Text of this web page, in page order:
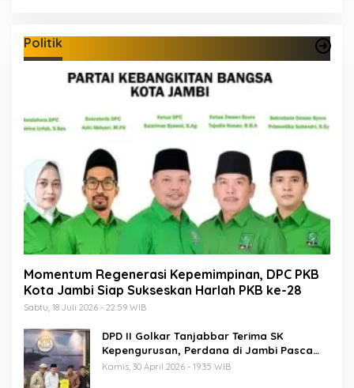
Politik
Momentum Regenerasi Kepemimpinan, DPC PKB
Kota Jambi Siap Sukseskan Harlah PKB ke-28
Sabtu, 18 Juli 2026 - 22:59 WIB
DPD II Golkar Tanjabbar Terima SK
Kepengurusan, Perdana di Jambi Pasca
Musda
Kamis, 30 April 2026 - 19:35 WIB